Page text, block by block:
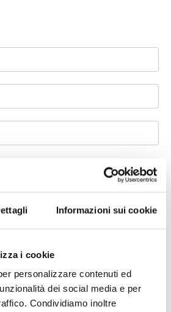
Informazioni sui cookie
i cookie
personalizzare contenuti ed
dei social media e per
Condividiamo inoltre